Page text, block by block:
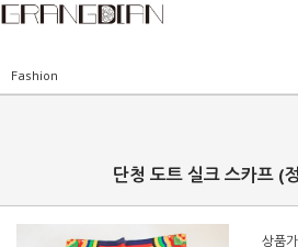
Fashion
단청 도트 실크 스카프 (
상품가